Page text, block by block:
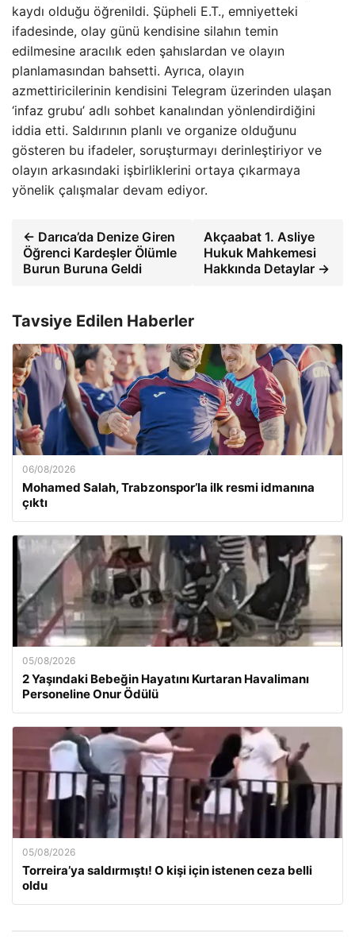
kaydı olduğu öğrenildi. Şüpheli E.T., emniyetteki
ifadesinde, olay günü kendisine silahın temin
edilmesine aracılık eden şahıslardan ve olayın
planlamasından bahsetti. Ayrıca, olayın
azmettiricilerinin kendisini Telegram üzerinden ulaşan
‘infaz grubu’ adlı sohbet kanalından yönlendirdiğini
iddia etti. Saldırının planlı ve organize olduğunu
gösteren bu ifadeler, soruşturmayı derinleştiriyor ve
olayın arkasındaki işbirliklerini ortaya çıkarmaya
yönelik çalışmalar devam ediyor.
← Darıca’da Denize Giren
Öğrenci Kardeşler Ölümle
Burun Buruna Geldi
Akçaabat 1. Asliye
Hukuk Mahkemesi
Hakkında Detaylar →
Tavsiye Edilen Haberler
06/08/2026
Mohamed Salah, Trabzonspor’la ilk resmi idmanına
çıktı
05/08/2026
2 Yaşındaki Bebeğin Hayatını Kurtaran Havalimanı
Personeline Onur Ödülü
05/08/2026
Torreira’ya saldırmıştı! O kişi için istenen ceza belli
oldu